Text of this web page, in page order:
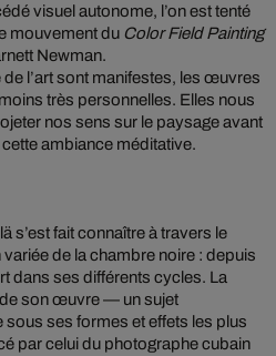
visuel autonome, l’on est tenté
mouvement du Color Field Painting
Newman.
de l’art sont manifestes, les œuvres
très personnelles. Elles nous
nos sens sur le paysage avant
ambiance méditative.
s’est fait connaître à travers le
de la chambre noire : depuis
dans ses différents cycles. La
son œuvre — un sujet
sous ses formes et effets les plus
par celui du photographe cubain